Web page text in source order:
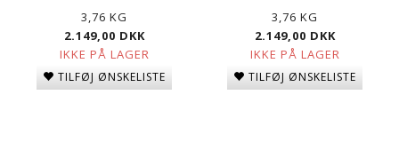
3,76 KG
2.149,00 DKK
IKKE PÅ LAGER
TILFØJ ØNSKELISTE
3,76 KG
2.149,00 DKK
IKKE PÅ LAGER
TILFØJ ØNSKELISTE